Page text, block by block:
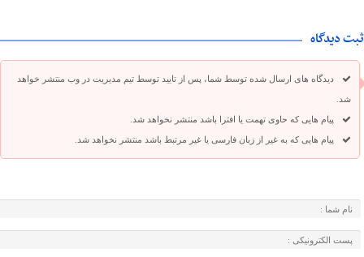
ثبت دیدگاه
دیدگاه های ارسال شده توسط شما، پس از تایید توسط تیم مدیریت در وب منتشر خواهد
شد.
پیام هایی که حاوی تهمت یا افترا باشد منتشر نخواهد شد.
پیام هایی که به غیر از زبان فارسی یا غیر مرتبط باشد منتشر نخواهد شد.